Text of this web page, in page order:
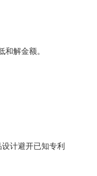
解金额。
计避开已知专利